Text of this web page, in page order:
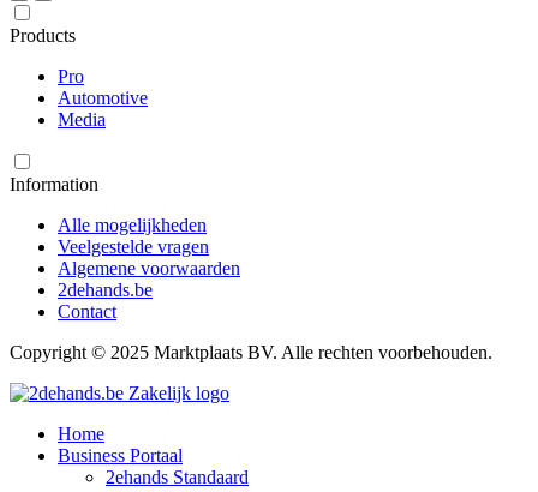
Products
Pro
Automotive
Media
Information
Alle mogelijkheden
Veelgestelde vragen
Algemene voorwaarden
2dehands.be
Contact
Copyright © 2025 Marktplaats BV. Alle rechten voorbehouden.
Home
Business Portaal
2ehands Standaard